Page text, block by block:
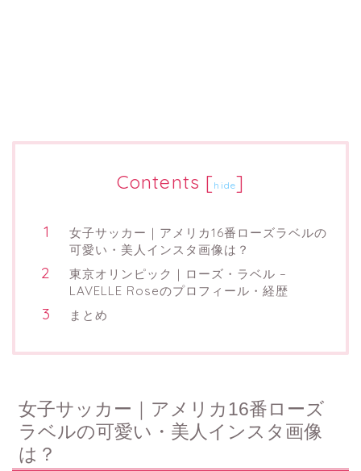
Contents [hide]
女子サッカー｜アメリカ16番ローズラベルの
可愛い・美人インスタ画像は？
東京オリンピック｜ローズ・ラベル –
LAVELLE Roseのプロフィール・経歴
まとめ
女子サッカー｜アメリカ16番ローズ
ラベルの可愛い・美人インスタ画像
は？